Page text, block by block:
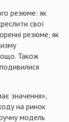
резюме: як
свої
резюме, як
Також
значення»,
на ринок
модель